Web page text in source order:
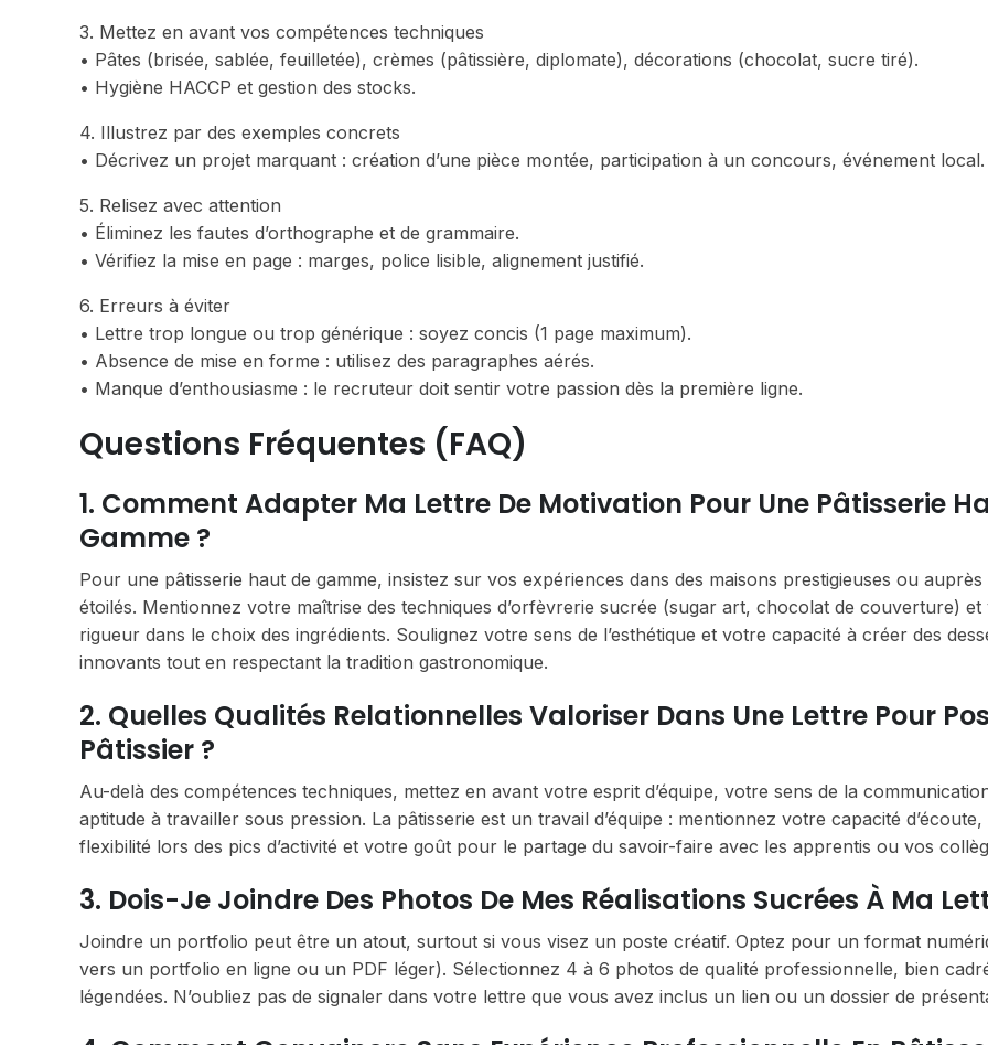
3. Mettez en avant vos compétences techniques
• Pâtes (brisée, sablée, feuilletée), crèmes (pâtissière, diplomate), décorations (chocolat, sucre tiré).
• Hygiène HACCP et gestion des stocks.
4. Illustrez par des exemples concrets
• Décrivez un projet marquant : création d’une pièce montée, participation à un concours, événement local.
5. Relisez avec attention
• Éliminez les fautes d’orthographe et de grammaire.
• Vérifiez la mise en page : marges, police lisible, alignement justifié.
6. Erreurs à éviter
• Lettre trop longue ou trop générique : soyez concis (1 page maximum).
• Absence de mise en forme : utilisez des paragraphes aérés.
• Manque d’enthousiasme : le recruteur doit sentir votre passion dès la première ligne.
Questions Fréquentes (FAQ)
1. Comment Adapter Ma Lettre De Motivation Pour Une Pâtisserie
Gamme ?
Pour une pâtisserie haut de gamme, insistez sur vos expériences dans des maisons prestigieuses ou
étoilés. Mentionnez votre maîtrise des techniques d’orfèvrerie sucrée (sugar art, chocolat de couverture) et
rigueur dans le choix des ingrédients. Soulignez votre sens de l’esthétique et votre capacité à créer des
innovants tout en respectant la tradition gastronomique.
2. Quelles Qualités Relationnelles Valoriser Dans Une Lettre Pour
Pâtissier ?
Au-delà des compétences techniques, mettez en avant votre esprit d’équipe, votre sens de la
aptitude à travailler sous pression. La pâtisserie est un travail d’équipe : mentionnez votre capacité
flexibilité lors des pics d’activité et votre goût pour le partage du savoir-faire avec les apprentis ou vos
3. Dois-Je Joindre Des Photos De Mes Réalisations Sucrées À Ma
Joindre un portfolio peut être un atout, surtout si vous visez un poste créatif. Optez pour un format
vers un portfolio en ligne ou un PDF léger). Sélectionnez 4 à 6 photos de qualité professionnelle, bien
légendées. N’oubliez pas de signaler dans votre lettre que vous avez inclus un lien ou un dossier de